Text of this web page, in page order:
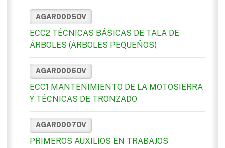
AGAR0005OV
ECC2 TÉCNICAS BÁSICAS DE TALA DE
ÁRBOLES (ÁRBOLES PEQUEÑOS)
AGAR0006OV
ECC1 MANTENIMIENTO DE LA MOTOSIERRA
Y TÉCNICAS DE TRONZADO
AGAR0007OV
PRIMEROS AUXILIOS EN TRABAJOS